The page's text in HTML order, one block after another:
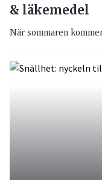
& läkemedel
När sommaren